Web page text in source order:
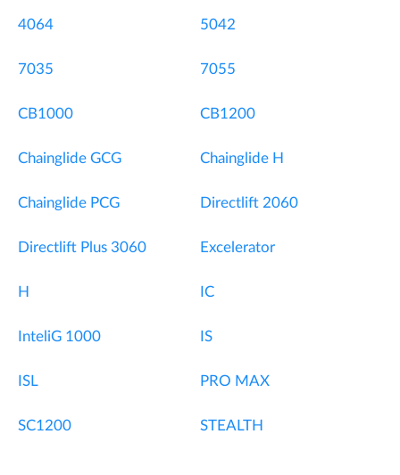
4064 5042
7035 7055
CB1000 CB1200
Chainglide GCG Chainglide H
Chainglide PCG Directlift 2060
Directlift Plus 3060 Excelerator
H IC
InteliG 1000 IS
ISL PRO MAX
SC1200 STEALTH